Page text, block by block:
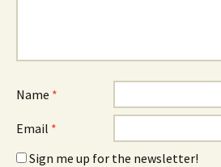
Name *
Email *
Sign me up for the newsletter!